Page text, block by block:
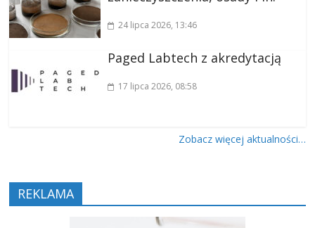
24 lipca 2026, 13:46
Paged Labtech z akredytacją
17 lipca 2026, 08:58
Zobacz więcej aktualności…
REKLAMA